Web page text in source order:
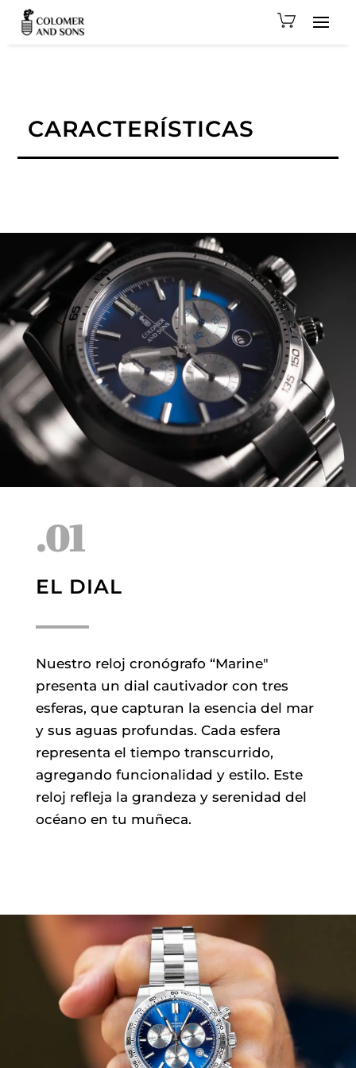
CARACTERÍSTICAS
.01
EL DIAL
Nuestro reloj cronógrafo “Marine"
presenta un dial cautivador con tres
esferas, que capturan la esencia del mar
y sus aguas profundas. Cada esfera
representa el tiempo transcurrido,
agregando funcionalidad y estilo. Este
reloj refleja la grandeza y serenidad del
océano en tu muñeca.